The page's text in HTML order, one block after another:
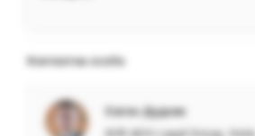
Контактна особа
Євген Дудник